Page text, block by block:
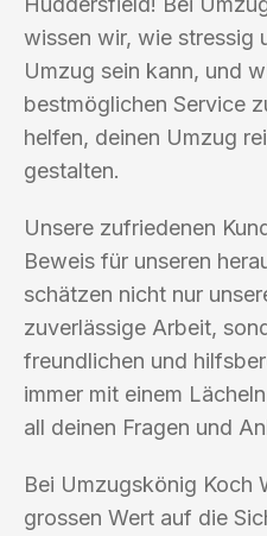
wissen wir, wie stressig
Umzug sein kann, und
bestmöglichen Service
helfen, deinen Umzug
gestalten.
Unsere zufriedenen
Beweis für unseren
schätzen nicht nur
zuverlässige Arbeit,
freundlichen und
immer mit einem
all deinen Fragen und
Bei Umzugskönig Koch
grossen Wert auf die